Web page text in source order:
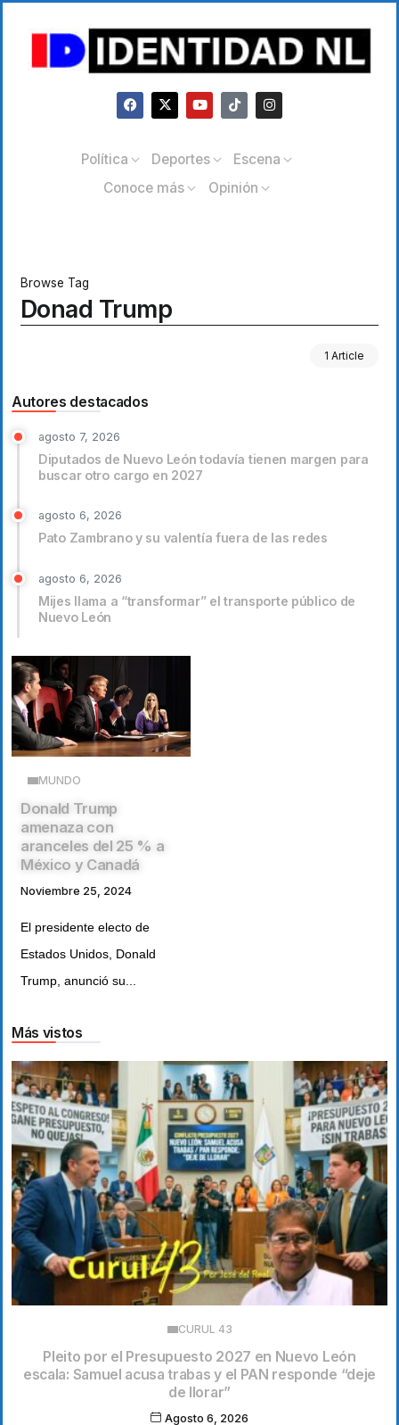
Política Deportes
Escena
Conoce más
Opinión
Browse Tag
Donad Trump
1 Article
Autores destacados
agosto 7, 2026
Diputados de Nuevo León todavía tienen margen para
buscar otro cargo en 2027
agosto 6, 2026
Pato Zambrano y su valentía fuera de las redes
agosto 6, 2026
Mijes llama a “transformar” el transporte público de
Nuevo León
MUNDO
Donald Trump
amenaza con
aranceles del 25 % a
México y Canadá
Noviembre 25, 2024
El presidente electo de
Estados Unidos, Donald
Trump, anunció su...
Más vistos
CURUL 43
Pleito por el Presupuesto 2027 en Nuevo León
escala: Samuel acusa trabas y el PAN responde “deje
de llorar”
Agosto 6, 2026